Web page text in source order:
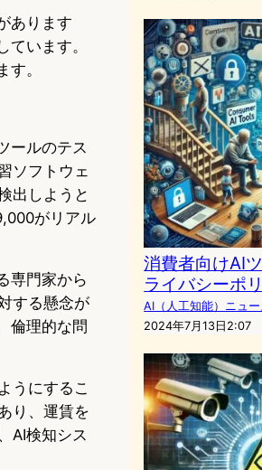
あります
います。
。
ールのテス
ソフトウェ
出しようと
がリアル
専門家から
する懸念が
倫理的な問
うにするこ
り、運賃を
AI検知シス
消費者向けAI
ライバシーポ
AI（人工知能）ニュー
2024年7月13日2:07